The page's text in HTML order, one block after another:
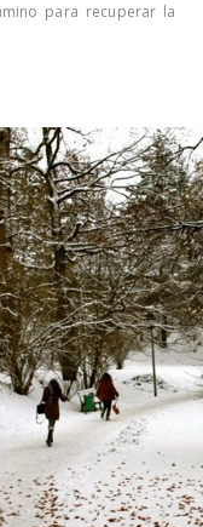
para recuperar la